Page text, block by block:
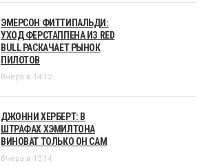
ЭМЕРСОН ФИТТИПАЛЬДИ:
УХОД ФЕРСТАППЕНА ИЗ RED
BULL РАСКАЧАЕТ РЫНОК
ПИЛОТОВ
Вчера в 14:12
ДЖОННИ ХЕРБЕРТ: В
ШТРАФАХ ХЭМИЛТОНА
ВИНОВАТ ТОЛЬКО ОН САМ
Вчера в 13:14